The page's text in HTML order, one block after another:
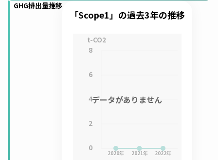
GHG排出量推移
「Scope1」の過去3年の推移
2020年 2021年 2022年
0
2
4
6
8
t-CO2
データがありません